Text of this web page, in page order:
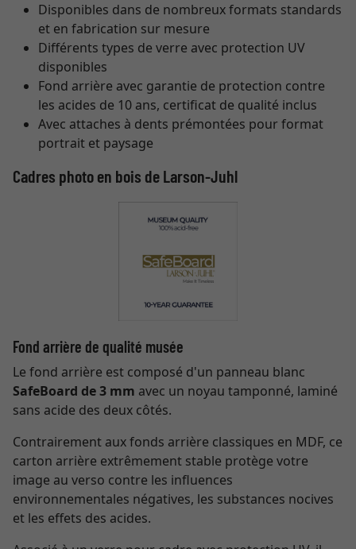
Disponibles dans de nombreux formats standards
et en fabrication sur mesure
Différents types de verre avec protection UV
disponibles
Fond arrière avec garantie de protection contre
les acides de 10 ans, certificat de qualité inclus
Avec attaches à dents prémontées pour format
portrait et paysage
Cadres photo en bois de Larson-Juhl
Fond arrière de qualité musée
Le fond arrière est composé d'un panneau blanc
SafeBoard de 3 mm avec un noyau tamponné, laminé
sans acide des deux côtés.
Contrairement aux fonds arrière classiques en MDF, ce
carton arrière extrêmement stable protège votre
image au verso contre les influences
environnementales négatives, les substances nocives
et les effets des acides.